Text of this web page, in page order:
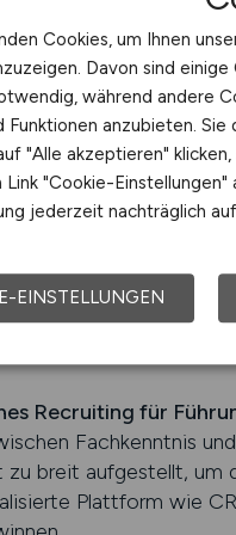
für
zu finden, ist eine der
der Wettbewerb
effizient und
und spricht
Führungskräfte, die
motivieren und
Platzierung von
Recruiting für
Fachkenntnis
breit aufgestellt, um
Plattform wie
Cookies, um Ihnen
Davon sind
während andere
Funktionen anzubieten.
"Alle akzeptieren"
"Cookie-
jederzeit nachträglich
EINSTELLUNGEN